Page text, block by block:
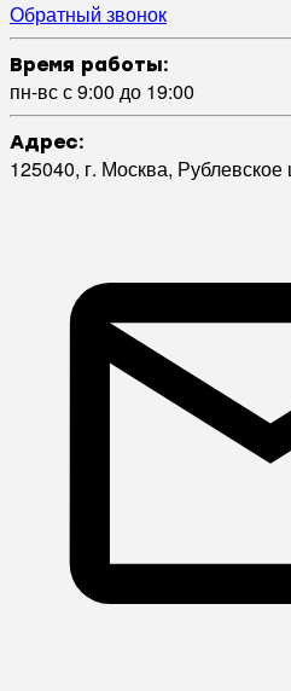
Обратный звонок
Время работы:
пн-вс с 9:00 до 19:00
Адрес:
125040, г. Москва,